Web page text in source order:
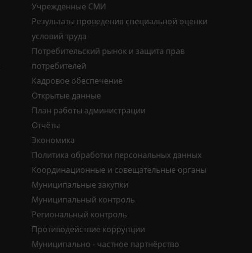
Учрежденные СМИ
Результаты проведения специальной оценки
условий труда
Потребительский рынок и защита прав
потребителей
Кадровое обеспечение
Открытые данные
План работы администрации
Отчёты
Экономика
Политика обработки персональных данных
Координационные и совещательные органы
Муниципальные закупки
Муниципальный контроль
Региональный контроль
Противодействие коррупции
Муниципально - частное партнёрство